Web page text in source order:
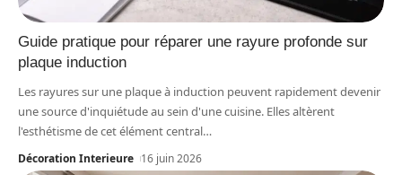
Guide pratique pour réparer une rayure profonde sur
plaque induction
Les rayures sur une plaque à induction peuvent rapidement devenir
une source d'inquiétude au sein d'une cuisine. Elles altèrent
l'esthétisme de cet élément central…
Décoration Interieure 16 juin 2026